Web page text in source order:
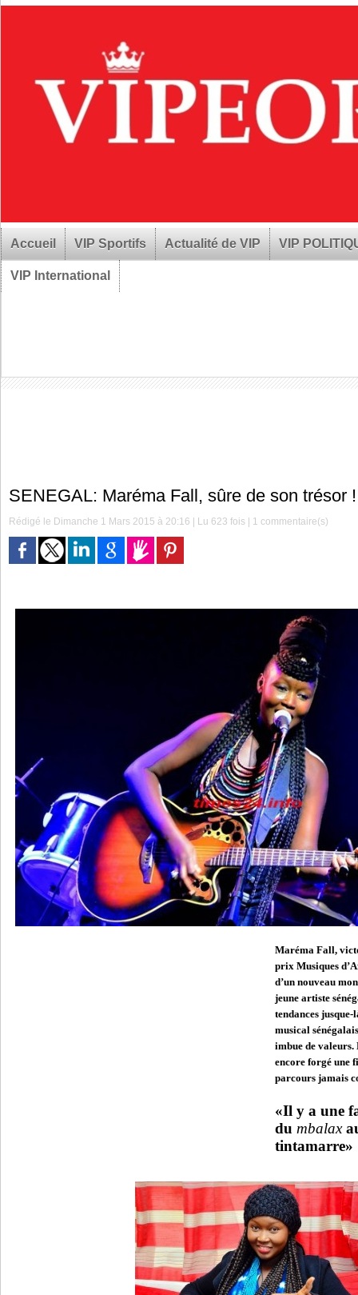
Accueil VIP Sportifs Actualité de VIP VIP
VIP International
SENEGAL: Maréma Fall, sûre de son trésor !
Rédigé le Dimanche 1 Mars 2015 à 20:16 | Lu 623 fois | 1 commentaire(s)
Maréma Fall,
prix Musiques
d’un nouveau
jeune artiste
tendances jusque-
musical
imbue de valeurs.
encore forgé une
parcours jamais
«Il y a une
du mbalax
tintamarre»